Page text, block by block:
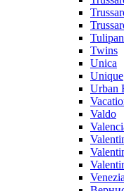
Twins
Unica
Unique
Urban
Valdo